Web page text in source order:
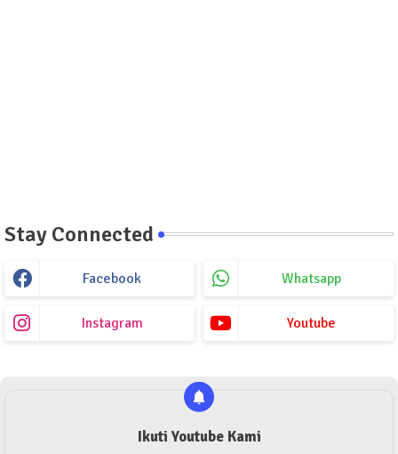
Stay Connected
Facebook Whatsapp
Instagram Youtube
Ikuti Youtube Kami